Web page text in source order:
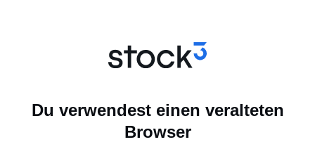
Du verwendest einen veralteten
Browser